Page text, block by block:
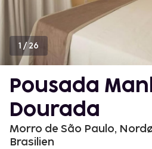
1 /26
Pousada
Dourada
Morro de São Paulo,
Brasilien